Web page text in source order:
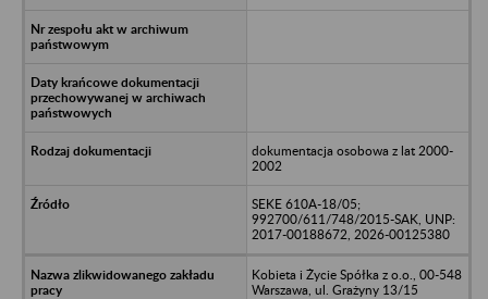
dokumentacja osobowa z lat 2000-
2002
SEKE 610A-18/05;
992700/611/748/2015-SAK, UNP:
2017-00188672, 2026-00125380
Kobieta i Życie Spółka z o.o., 00-548
Warszawa, ul. Grażyny 13/15